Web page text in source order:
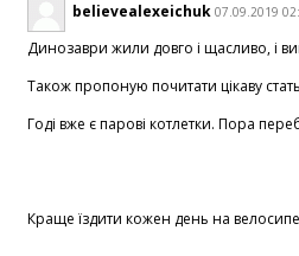
believealexeichuk 07.09.2019
Динозаври жили довго і щасливо, і
Також пропоную почитати цікаву
Годі вже є парові котлетки. Пора
Краще їздити кожен день на